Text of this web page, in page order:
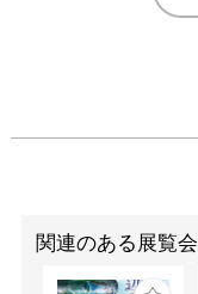
関連のある展覧会